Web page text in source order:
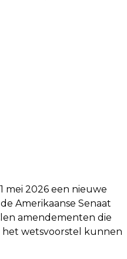
mei 2026 een nieuwe
Amerikaanse Senaat
amendementen die
wetsvoorstel kunnen